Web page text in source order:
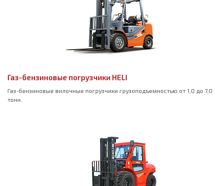
Газ-бензиновые погрузчики HELI
Газ-бензиновые вилочные погрузчики грузоподъемностью от 1,0 до 7,0
тонн.